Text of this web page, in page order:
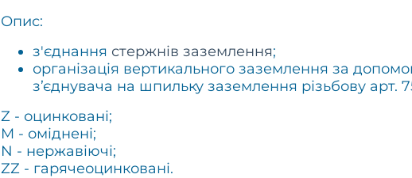
Опис:
з'єднання стержнів заземлення;
організація вертикального заземлення за
з’єднувача на шпильку заземлення різьбову арт.
Z - оцинковані;
M - оміднені;
N - нержавіючі;
ZZ - гарячеоцинковані.